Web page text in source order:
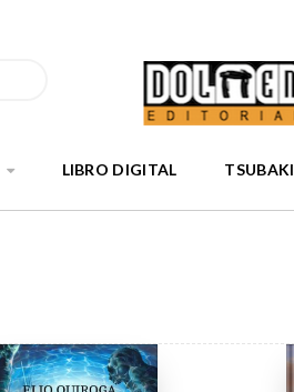
LIBRO DIGITAL TSUBAKI